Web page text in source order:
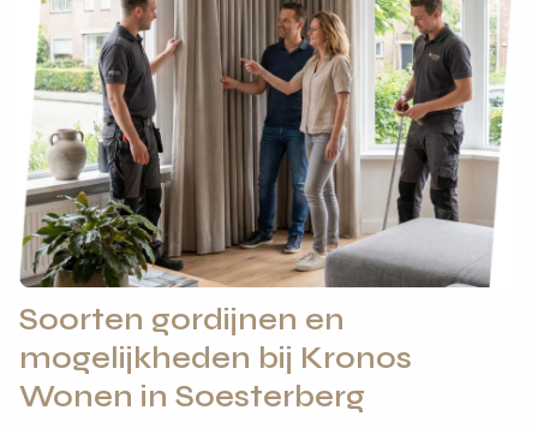
Soorten gordijnen en
mogelijkheden bij Kronos
Wonen in Soesterberg